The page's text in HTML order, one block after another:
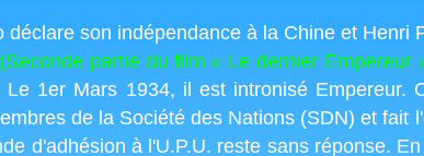
son indépendance à la Chine et Henri
(Seconde partie du film « Le dernier Empereur
Le 1er Mars 1934, il est intronisé Empereur.
de la Société des Nations (SDN) et fait
d'adhésion à l'U.P.U. reste sans réponse.